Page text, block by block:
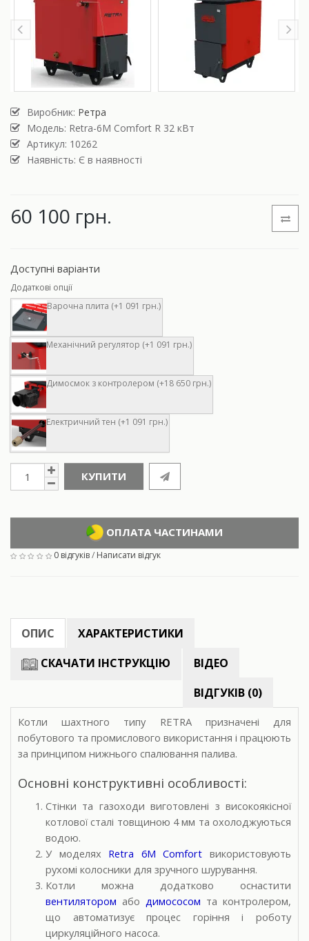
Виробник: Ретра
Модель: Retra-6M Comfort R 32 кВт
Артикул: 10262
Наявність: Є в наявності
60 100 грн.
Доступні варіанти
Додаткові опції
Варочна плита (+1 091 грн.)
Механічний регулятор (+1 091 грн.)
Димосмок з контролером (+18 650 грн.)
Електричний тен (+1 091 грн.)
КУПИТИ
ОПЛАТА ЧАСТИНАМИ
0 відгуків/ Написати відгук
ОПИС
ХАРАКТЕРИСТИКИ
СКАЧАТИ ІНСТРУКЦІЮ
ВІДЕО
ВІДГУКІВ (0)
Котли шахтного типу RETRA призначені для
побутового та промислового використання і працюють
за принципом нижнього спалювання палива.
Основні конструктивні особливості:
Стінки та газоходи виготовлені з високоякісної
котлової сталі товщиною 4 мм та охолоджуються
водою.
У моделях Retra 6M Comfort використовують
рухомі колосники для зручного шурування.
Котли можна додатково оснастити
вентилятором або димососом та контролером,
що автоматизує процес горіння і роботу
циркуляційного насоса.